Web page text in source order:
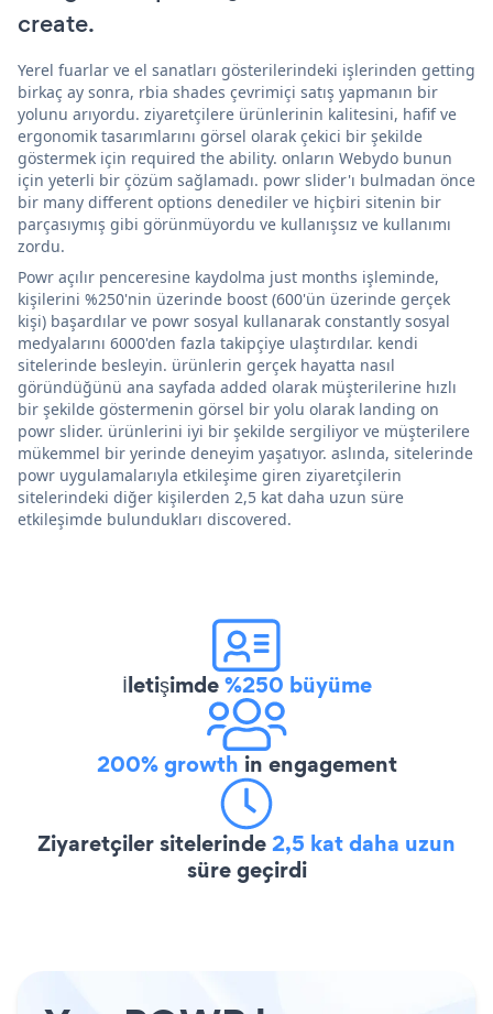
create.
Yerel fuarlar ve el sanatları gösterilerindeki işlerinden getting
birkaç ay sonra, rbia shades çevrimiçi satış yapmanın bir
yolunu arıyordu. ziyaretçilere ürünlerinin kalitesini, hafif ve
ergonomik tasarımlarını görsel olarak çekici bir şekilde
göstermek için required the ability. onların Webydo bunun
için yeterli bir çözüm sağlamadı. powr slider'ı bulmadan önce
bir many different options denediler ve hiçbiri sitenin bir
parçasıymış gibi görünmüyordu ve kullanışsız ve kullanımı
zordu.
Powr açılır penceresine kaydolma just months işleminde,
kişilerini %250'nin üzerinde boost (600'ün üzerinde gerçek
kişi) başardılar ve powr sosyal kullanarak constantly sosyal
medyalarını 6000'den fazla takipçiye ulaştırdılar. kendi
sitelerinde besleyin. ürünlerin gerçek hayatta nasıl
göründüğünü ana sayfada added olarak müşterilerine hızlı
bir şekilde göstermenin görsel bir yolu olarak landing on
powr slider. ürünlerini iyi bir şekilde sergiliyor ve müşterilere
mükemmel bir yerinde deneyim yaşatıyor. aslında, sitelerinde
powr uygulamalarıyla etkileşime giren ziyaretçilerin
sitelerindeki diğer kişilerden 2,5 kat daha uzun süre
etkileşimde bulundukları discovered.
İletişimde%250 büyüme
200% growth in engagement
Ziyaretçiler sitelerinde2,5 kat daha uzun
süre geçirdi